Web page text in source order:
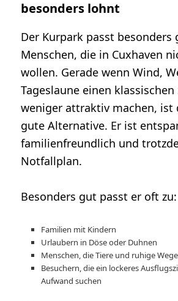
besonders lohnt
Der Kurpark passt besonders
Menschen, die in Cuxhaven
wollen. Gerade wenn Wind,
Tageslaune einen
weniger attraktiv machen, ist
gute Alternative. Er ist
familienfreundlich und
Notfallplan.
Besonders gut passt er oft zu:
Familien mit Kindern
Urlaubern in Döse oder Duhnen
Menschen, die Tiere und ruhige
Besuchern, die ein lockeres
Aufwand suchen